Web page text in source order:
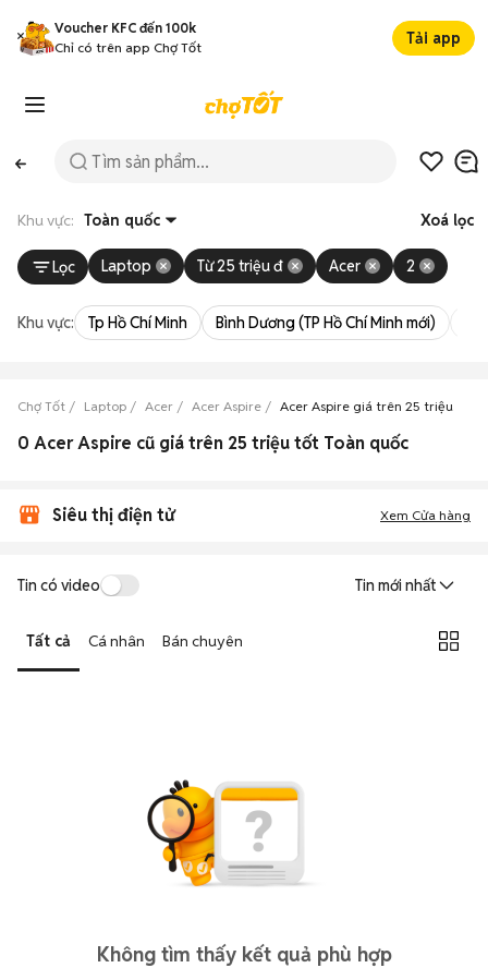
Voucher KFC đến 100k
Chỉ có trên app Chợ Tốt
Tải app
Khu vực: Toàn quốc Xoá lọc
Lọc Laptop Từ 25 triệu đ Acer 2
Khu vực: Tp Hồ Chí Minh Bình Dương (TP Hồ Chí Minh mới)
Chợ Tốt Laptop Acer Acer Aspire Acer Aspire giá trên 25 triệu
0 Acer Aspire cũ giá trên 25 triệu tốt Toàn quốc
Siêu thị điện tử Xem Cửa hàng
Tin có video Tin mới nhất
Tất cả Cá nhân Bán chuyên
Không tìm thấy kết quả phù hợp